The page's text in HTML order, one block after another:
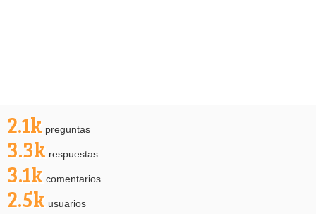
2.1k preguntas
3.3k respuestas
3.1k comentarios
2.5k usuarios